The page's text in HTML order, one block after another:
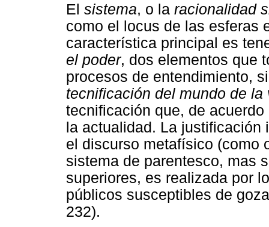
El sistema, o la racionalidad
como el locus de las esferas
característica principal es
el poder, dos elementos que
procesos de entendimiento,
tecnificación del mundo de la
tecnificación que, de
la actualidad. La justificación
el discurso metafísico (como
sistema de parentesco, mas
superiores, es realizada por
públicos susceptibles de
232).